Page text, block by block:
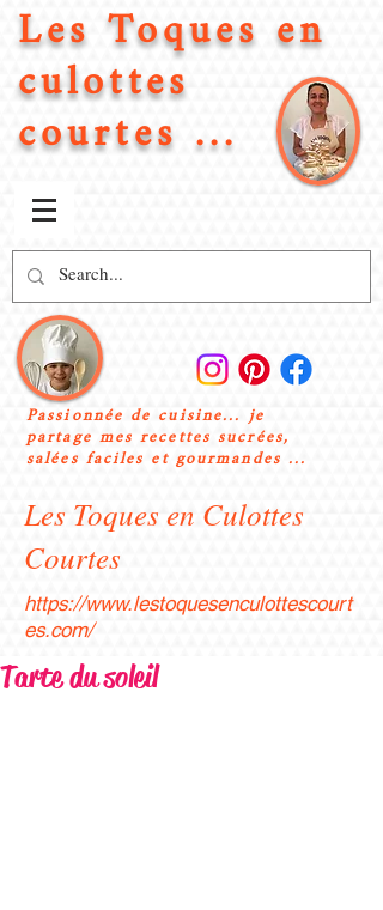
Les Toques en
culottes
courtes ...
Passionnée de cuisine... je
partage mes recettes sucrées,
salées faciles et gourmandes ...
Les Toques en Culottes
Courtes
https://www.lestoquesenculottescourt
es.com/
Tarte du soleil